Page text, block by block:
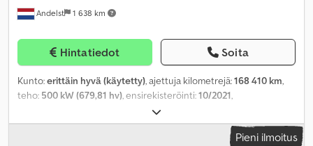
Andelst 1 638 km
Hintatiedot Soita
Kunto:erittäin hyvä (käytetty), ajettuja kilometrejä:168 410 km,
teho: 500 kW (679,81 hv), ensirekisteröinti:10/2021,
, akselikokoonpano:
jarrut:intarder, väri:musta, vaihteistotyyppi:automaattinen,
6 000 mm , lastitilan
Pieni ilmoitus